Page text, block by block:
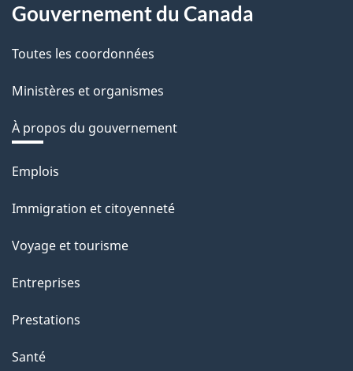
Gouvernement du Canada
Toutes les coordonnées
Ministères et organismes
À propos du gouvernement
Thèmes
sujets
Emplois
Immigration et citoyenneté
Voyage et tourisme
Entreprises
Prestations
Santé